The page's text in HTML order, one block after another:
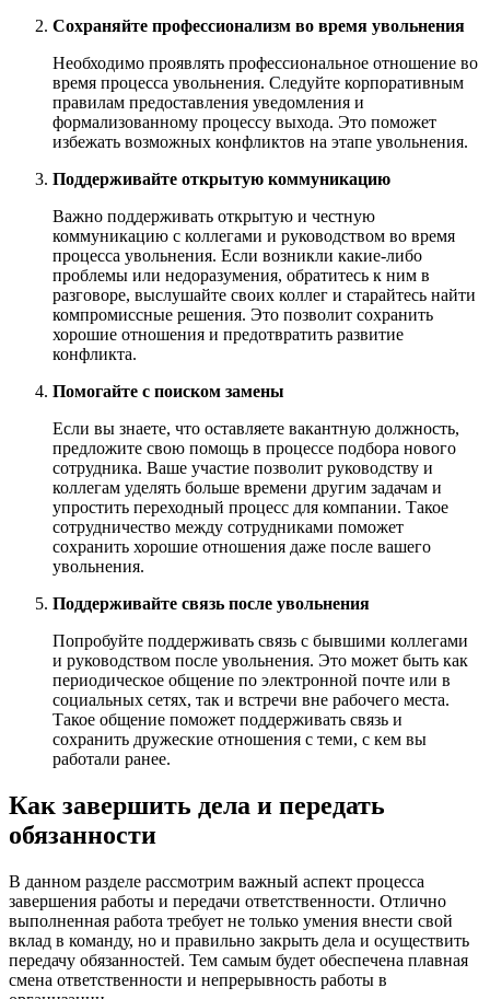
Сохраняйте профессионализм во время увольнения
Необходимо проявлять профессиональное отношение во
время процесса увольнения. Следуйте корпоративным
правилам предоставления уведомления и
формализованному процессу выхода. Это поможет
избежать возможных конфликтов на этапе увольнения.
Поддерживайте открытую коммуникацию
Важно поддерживать открытую и честную
коммуникацию с коллегами и руководством во время
процесса увольнения. Если возникли какие-либо
проблемы или недоразумения, обратитесь к ним в
разговоре, выслушайте своих коллег и старайтесь найти
компромиссные решения. Это позволит сохранить
хорошие отношения и предотвратить развитие
конфликта.
Помогайте с поиском замены
Если вы знаете, что оставляете вакантную должность,
предложите свою помощь в процессе подбора нового
сотрудника. Ваше участие позволит руководству и
коллегам уделять больше времени другим задачам и
упростить переходный процесс для компании. Такое
сотрудничество между сотрудниками поможет
сохранить хорошие отношения даже после вашего
увольнения.
Поддерживайте связь после увольнения
Попробуйте поддерживать связь с бывшими коллегами
и руководством после увольнения. Это может быть как
периодическое общение по электронной почте или в
социальных сетях, так и встречи вне рабочего места.
Такое общение поможет поддерживать связь и
сохранить дружеские отношения с теми, с кем вы
работали ранее.
Как завершить дела и передать
обязанности
В данном разделе рассмотрим важный аспект процесса
завершения работы и передачи ответственности. Отлично
выполненная работа требует не только умения внести свой
вклад в команду, но и правильно закрыть дела и осуществить
передачу обязанностей. Тем самым будет обеспечена плавная
смена ответственности и непрерывность работы в